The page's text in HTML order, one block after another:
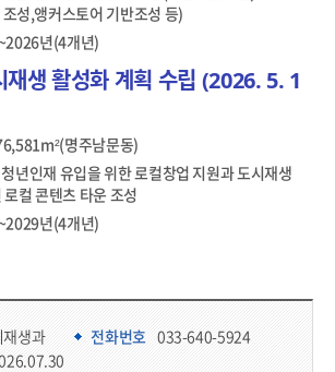
성,앵커스토어 기반조성 등)
년(4개년)
재생 활성화 계획 수립 (2026. 5. 1
명주남문동)
년인재 유입을 위한 로컬창업 지원과 도시재생
컬 콘텐츠 타운 조성
년(4개년)
재생과 전화번호 033-640-5924